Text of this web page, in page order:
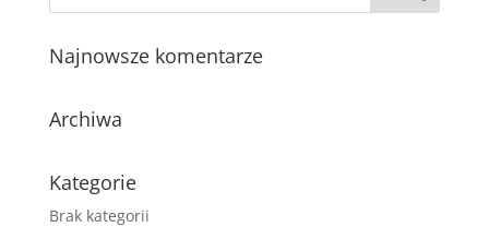
Najnowsze komentarze
Archiwa
Kategorie
Brak kategorii